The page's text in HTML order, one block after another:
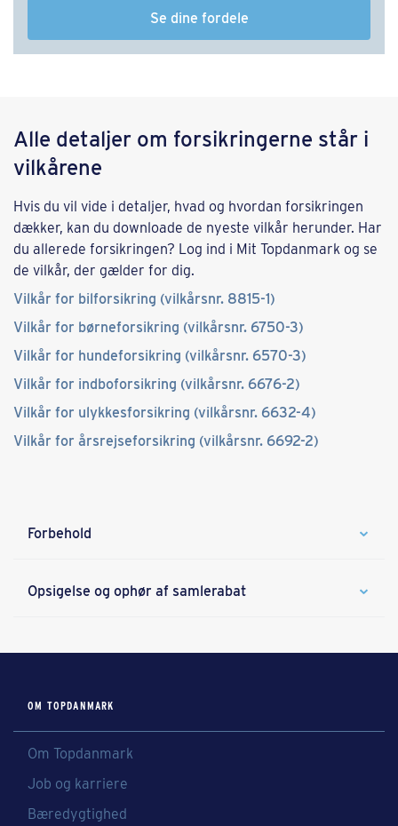
Se dine fordele
Alle detaljer om forsikringerne står i
vilkårene
Hvis du vil vide i detaljer, hvad og hvordan forsikringen
dækker, kan du downloade de nyeste vilkår herunder. Har
du allerede forsikringen? Log ind i Mit Topdanmark og se
de vilkår, der gælder for dig.
Vilkår for bilforsikring (vilkårsnr. 8815-1)
Vilkår for børneforsikring (vilkårsnr. 6750-3)
Vilkår for hundeforsikring (vilkårsnr. 6570-3)
Vilkår for indboforsikring (vilkårsnr. 6676-2)
Vilkår for ulykkesforsikring (vilkårsnr. 6632-4)
Vilkår for årsrejseforsikring (vilkårsnr. 6692-2)
Forbehold
Opsigelse og ophør af samlerabat
OM TOPDANMARK
Om Topdanmark
Job og karriere
Bæredygtighed